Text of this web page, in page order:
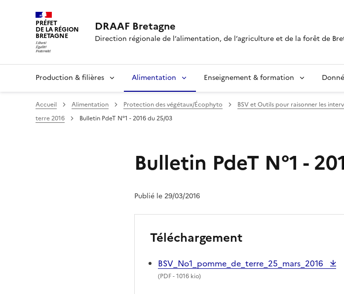
PRÉFET
DE LA RÉGION
BRETAGNE
DRAAF Bretagne
Direction régionale de l’alimentation, de l’agriculture et de la forêt de
Production & filières Alimentation Enseignement & formation
Accueil Alimentation Protection des végétaux/Écophyto BSV et Outils pour raisonner les
terre 2016
Bulletin PdeT N°1 - 2016 du 25/03
Bulletin PdeT N°1 -
Publié le 29/03/2016
Téléchargement
BSV_No1_pomme_de_terre_25_mars_2016
(PDF- 1016 kio)